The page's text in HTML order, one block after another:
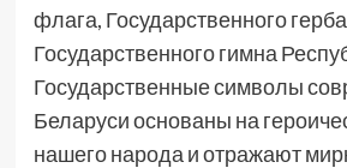
флага, Государственного
Государственного гимна
Государственные символы
Беларуси основаны на
нашего народа и отражают